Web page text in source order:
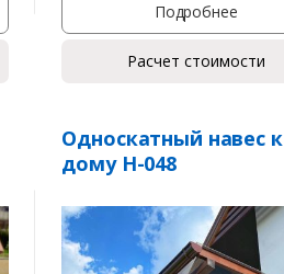
Подробнее
Расчет стоимости
Односкатный навес к
дому Н-048